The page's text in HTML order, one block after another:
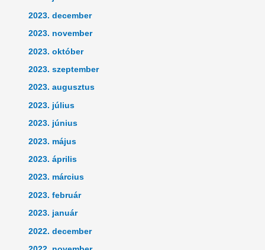
2023. december
2023. november
2023. október
2023. szeptember
2023. augusztus
2023. július
2023. június
2023. május
2023. április
2023. március
2023. február
2023. január
2022. december